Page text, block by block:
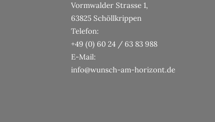
Vormwalder Strasse 1,
63825 Schöllkrippen
Telefon:
+49 (0) 60 24 / 63 83 988
E-Mail:
info@wunsch-am-horizont.de